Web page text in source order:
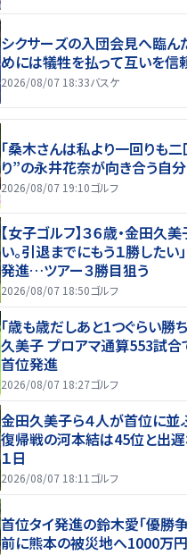
シクサーズの入団会見へ臨ん
めには犠牲を払って互いを信
2026/08/07 18:33バスケ
「桑木さんは私より一回りも
り”の永井花奈が向き合う自
2026/08/07 19:10ゴルフ
【女子ゴルフ】３６歳・金田久
い。引退までにもう１勝した
発進…ツアー３勝目狙う
2026/08/07 18:50ゴルフ
「歳も歳だしあと1つぐらい勝
久美子 プロアマ通算553試合
首位発進
2026/08/07 18:27ゴルフ
金田久美子ら４人が首位に
復帰戦の河本結は45位と出
１日
2026/08/07 18:11 ゴルフ
首位タイ発進の鈴木愛「優勝
前に熊本の被災地へ1000万